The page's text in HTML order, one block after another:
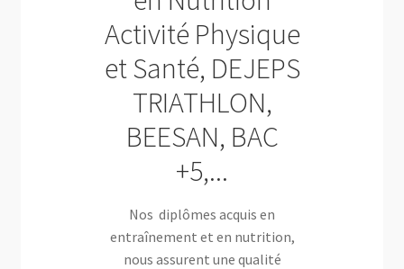
Activité Physique
et Santé, DEJEPS
TRIATHLON,
BEESAN, BAC
+5,...
Nos diplômes acquis en
entraînement et en nutrition,
nous assurent une qualité